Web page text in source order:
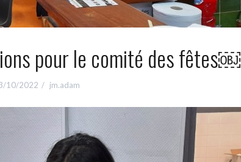
pour le comité des fêtes￼
10/2022 jm.adam